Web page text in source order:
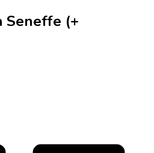
Seneffe (+